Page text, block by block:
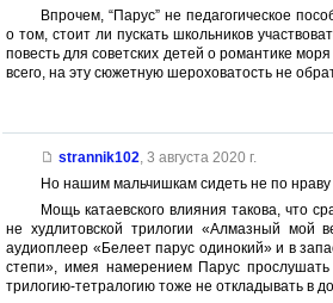
Впрочем, “Парус” не педагогическое
о том, стоит ли пускать школьников
повесть для советских детей о романтике
всего, на эту сюжетную шероховатость не
strannik102, 3 августа 2020 г.
Но нашим мальчишкам сидеть не по нраву
Мощь катаевского влияния такова, что
не худлитовской трилогии «Алмазный мой
аудиоплеер «Белеет парус одинокий» и в
степи», имея намерением Парус
трилогию-тетралогию тоже не откладывать в